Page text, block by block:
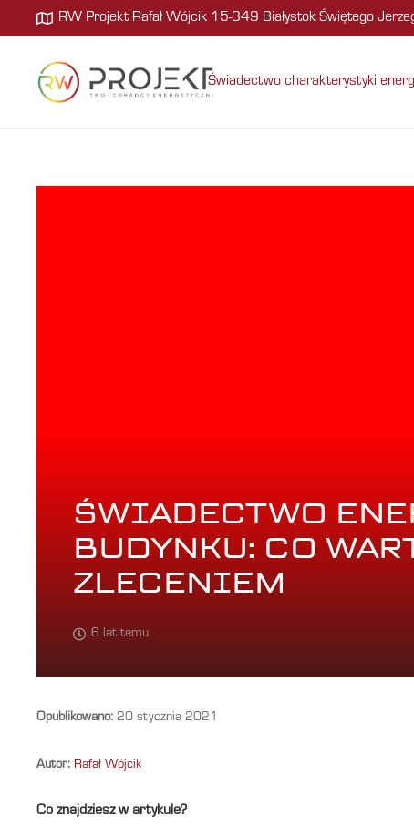
RW Projekt Rafał Wójcik 15-349 Białystok Świętego
Świadectwo charakterystyki
ŚWIADECTWO
BUDYNKU: CO
ZLECENIEM
6 lat temu
Opublikowano: 20 stycznia 2021
Autor: Rafał Wójcik
Co znajdziesz w artykule?